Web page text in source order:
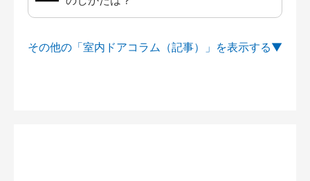
その他の「室内ドアコラム（記事）」を